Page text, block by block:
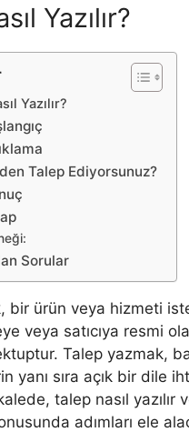
Yazılır?
Yazılır?
Talep Ediyorsunuz?
Sorular
bir ürün veya hizmeti
veya satıcıya resmi
Talep yazmak,
yanı sıra açık bir dile
talep nasıl yazılır
adımları ele